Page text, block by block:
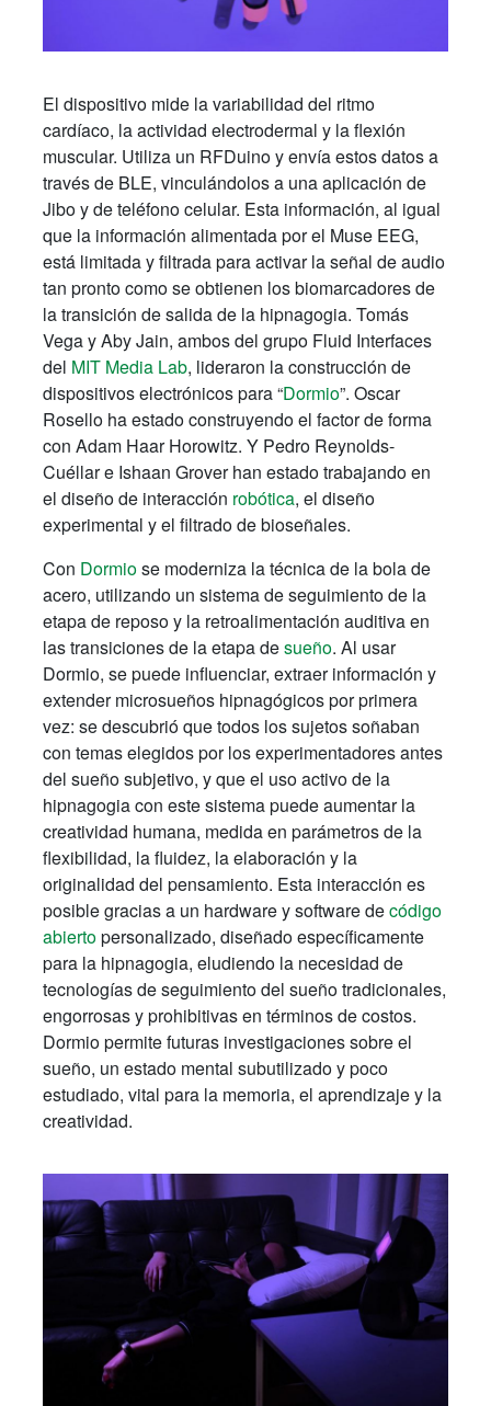
El dispositivo mide la variabilidad del ritmo
cardíaco, la actividad electrodermal y la flexión
muscular. Utiliza un RFDuino y envía estos datos a
través de BLE, vinculándolos a una aplicación de
Jibo y de teléfono celular. Esta información, al igual
que la información alimentada por el Muse EEG,
está limitada y filtrada para activar la señal de audio
tan pronto como se obtienen los biomarcadores de
la transición de salida de la hipnagogia. Tomás
Vega y Aby Jain, ambos del grupo Fluid Interfaces
del MIT Media Lab, lideraron la construcción de
dispositivos electrónicos para “Dormio”. Oscar
Rosello ha estado construyendo el factor de forma
con Adam Haar Horowitz. Y Pedro Reynolds-
Cuéllar e Ishaan Grover han estado trabajando en
el diseño de interacción robótica, el diseño
experimental y el filtrado de bioseñales.
Con Dormiose moderniza la técnica de la bola de
acero, utilizando un sistema de seguimiento de la
etapa de reposo y la retroalimentación auditiva en
las transiciones de la etapa desueño. Al usar
Dormio, se puede influenciar, extraer información y
extender microsueños hipnagógicos por primera
vez: se descubrió que todos los sujetos soñaban
con temas elegidos por los experimentadores antes
del sueño subjetivo, y que el uso activo de la
hipnagogia con este sistema puede aumentar la
creatividad humana, medida en parámetros de la
flexibilidad, la fluidez, la elaboración y la
originalidad del pensamiento. Esta interacción es
posible gracias a un hardware y software decódigo
abiertopersonalizado, diseñado específicamente
para la hipnagogia, eludiendo la necesidad de
tecnologías de seguimiento del sueño tradicionales,
engorrosas y prohibitivas en términos de costos.
Dormio permite futuras investigaciones sobre el
sueño, un estado mental subutilizado y poco
estudiado, vital para la memoria, el aprendizaje y la
creatividad.